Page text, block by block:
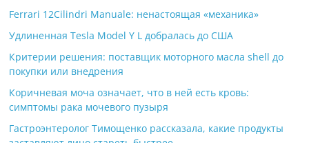
Ferrari 12Cilindri Manuale: ненастоящая «механика»
Удлиненная Tesla Model Y L добралась до США
Критерии решения: поставщик моторного масла shell до
покупки или внедрения
Коричневая моча означает, что в ней есть кровь:
симптомы рака мочевого пузыря
Гастроэнтеролог Тимощенко рассказала, какие продукты